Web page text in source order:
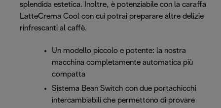
splendida estetica. Inoltre, è potenziabile con la caraffa
LatteCrema Cool con cui potrai preparare altre delizie
rinfrescanti al caffè.
Un modello piccolo e potente: la nostra
macchina completamente automatica più
compatta
Sistema Bean Switch con due portachicchi
intercambiabili che permettono di provare